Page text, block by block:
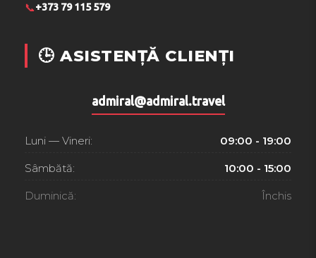
📞+373 79 115 579
🕒 ASISTENȚĂ CLIENȚI
admiral@admiral.travel
Luni — Vineri: 09:00 - 19:00
Sâmbătă: 10:00 - 15:00
Duminică: Închis